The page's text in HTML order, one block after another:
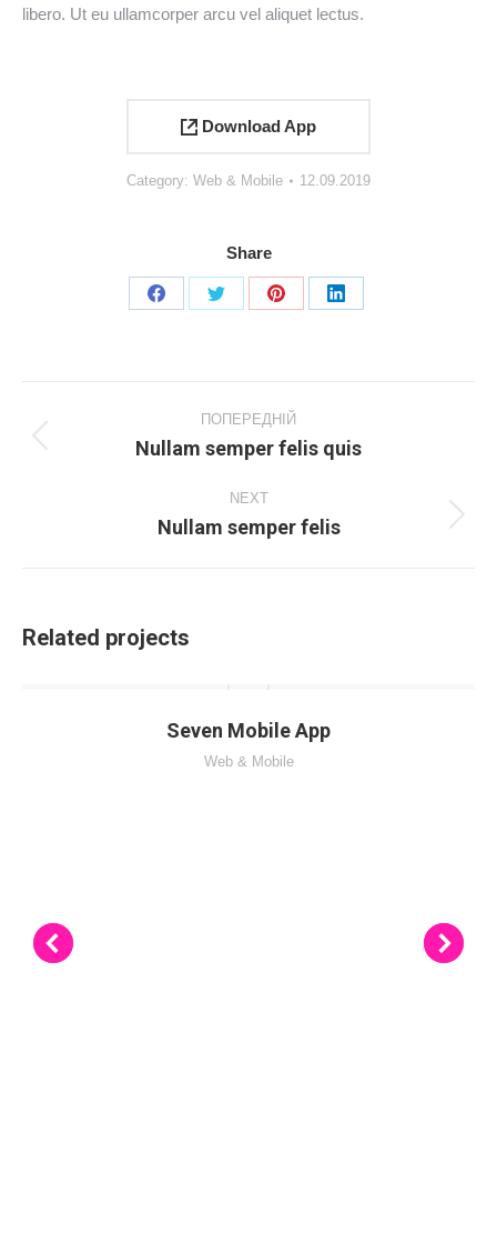
libero. Ut eu ullamcorper arcu vel aliquet lectus.
Download App
Category: Web & Mobile 12.09.2019
Share
Share
Share
Share
Share
navigation
ПОПЕРЕДНІЙ
Previous
Nullam semper felis quis
NEXT
Next
Nullam semper felis
Related projects
Seven Mobile App
Web & Mobile